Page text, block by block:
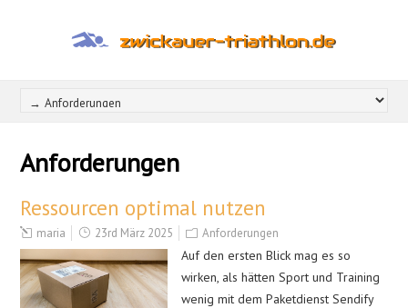
Anforderungen
Ressourcen optimal nutzen
maria 23rd März 2025 Anforderungen
Auf den ersten Blick mag es so
wirken, als hätten Sport und Training
wenig mit dem Paketdienst Sendify